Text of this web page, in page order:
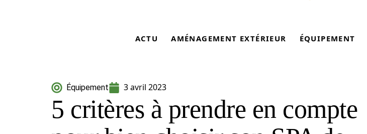
ACTU AMÉNAGEMENT EXTÉRIEUR ÉQUIPEMENT
Équipement 3 avril 2023
5 critères à prendre en compte